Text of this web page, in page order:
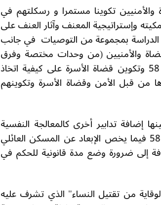
تكوينا مستمرا و رسكلتهم في
وإستراتيجية المعنف وآثار العنف على
الدراسة بمجموعة من التوصيات في جانب
والأمنيين (من وحدات مختصة وفرق
الاستمرار) على مسالة العنف ضد النساء وعلى القانون عدد 58 وتكوين قضاة الأسرة على كيفية اتخاذ
من قبل الأمن وقضاة الأسرة وتكوينهم
إضافة تدابير أخرى كالمعالجة النفسية
والاجتماعية لمرتكب العنف مع تنقيح الفصل 26 من القانون 58 فيما يخص الإبعاد عن المسكن العائلي
إلى ضرورة وضع مدة قانونية للحكم في
من تقتيل النساء" الذي تشرف عليه